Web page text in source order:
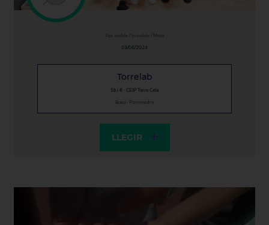
Fes visible l'invisible / Meta
03/06/2024
Torrelab
5è i 6 · CEIP Torre Cela
Bueu · Pontevedra
LLEGIR